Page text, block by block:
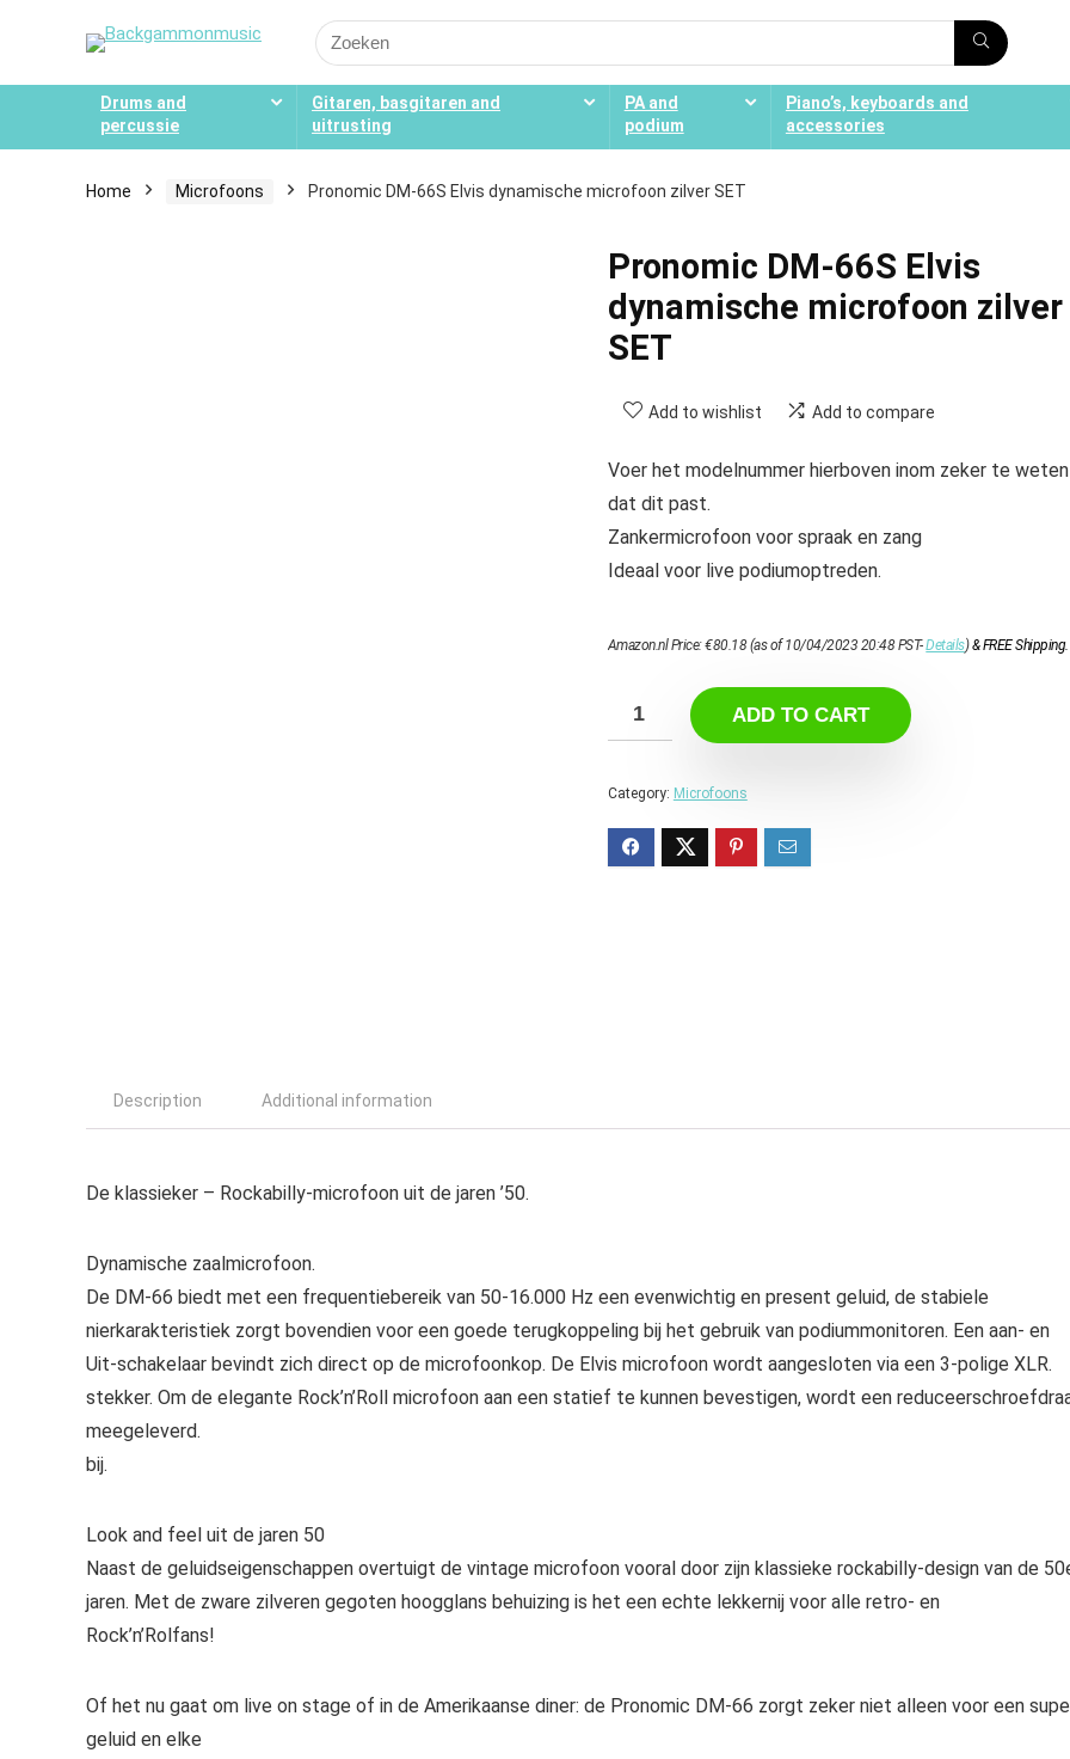
Search
for:
Drums and
percussie
Gitaren, basgitaren and
uitrusting
PA and
podium
Piano’s, keyboards and
accessories
Home Microfoons Pronomic DM-66S Elvis dynamische microfoon zilver SET
Pronomic DM-66S Elvis
dynamische microfoon zilver
SET
Add to wishlist Add to compare
Voer het modelnummer hierboven inom zeker te weten
dat dit past.
Zankermicrofoon voor spraak en zang
Ideaal voor live podiumoptreden.
Amazon.nl Price:€80.18(as of 10/04/2023 20:48 PST-Details)&FREE Shipping.
ADD TO CART
Category: Microfoons
Description Additional information
De klassieker – Rockabilly-microfoon uit de jaren ’50.
Dynamische zaalmicrofoon.
De DM-66 biedt met een frequentiebereik van 50-16.000 Hz een evenwichtig en present geluid, de stabiele
nierkarakteristiek zorgt bovendien voor een goede terugkoppeling bij het gebruik van podiummonitoren. Een aan- en
Uit-schakelaar bevindt zich direct op de microfoonkop. De Elvis microfoon wordt aangesloten via een 3-polige XLR.
stekker. Om de elegante Rock’n’Roll microfoon aan een statief te kunnen bevestigen, wordt een
meegeleverd.
bij.
Look and feel uit de jaren 50
Naast de geluidseigenschappen overtuigt de vintage microfoon vooral door zijn klassieke rockabilly-design van de
jaren. Met de zware zilveren gegoten hoogglans behuizing is het een echte lekkernij voor alle retro- en
Rock’n’Rolfans!
Of het nu gaat om live on stage of in de Amerikaanse diner: de Pronomic DM-66 zorgt zeker niet alleen voor een
geluid en elke